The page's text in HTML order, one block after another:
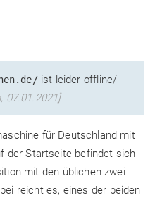
ist leider offline/
07.01.2021]
für Deutschland mit
der Startseite befindet sich
mit den üblichen zwei
reicht es, eines der beiden